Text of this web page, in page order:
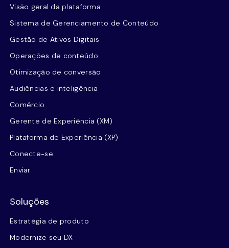
Visão geral da plataforma
Sistema de Gerenciamento de Conteúdo
Gestão de Ativos Digitais
Operações de conteúdo
Otimização de conversão
Audiências e inteligência
Comércio
Gerente de Experiência (XM)
Plataforma de Experiência (XP)
Conecte-se
Enviar
Soluções
Estratégia de produto
Modernize seu DX